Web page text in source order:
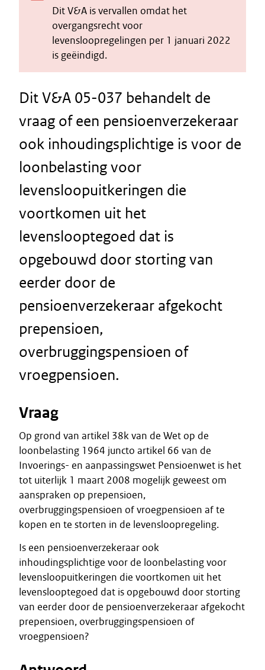
Dit V&A is vervallen omdat het
overgangsrecht voor
levensloopregelingen per 1 januari 2022
is geëindigd.
Dit V&A 05-037 behandelt de
vraag of een pensioenverzekeraar
ook inhoudingsplichtige is voor de
loonbelasting voor
levensloopuitkeringen die
voortkomen uit het
levenslooptegoed dat is
opgebouwd door storting van
eerder door de
pensioenverzekeraar afgekocht
prepensioen,
overbruggingspensioen of
vroegpensioen.
Vraag
Op grond van artikel 38k van de Wet op de
loonbelasting 1964 juncto artikel 66 van de
Invoerings- en aanpassingswet Pensioenwet is het
tot uiterlijk 1 maart 2008 mogelijk geweest om
aanspraken op prepensioen,
overbruggingspensioen of vroegpensioen af te
kopen en te storten in de levensloopregeling.
Is een pensioenverzekeraar ook
inhoudingsplichtige voor de loonbelasting voor
levensloopuitkeringen die voortkomen uit het
levenslooptegoed dat is opgebouwd door storting
van eerder door de pensioenverzekeraar afgekocht
prepensioen, overbruggingspensioen of
vroegpensioen?